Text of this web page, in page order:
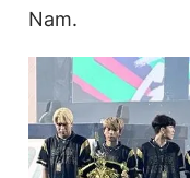
Nam.